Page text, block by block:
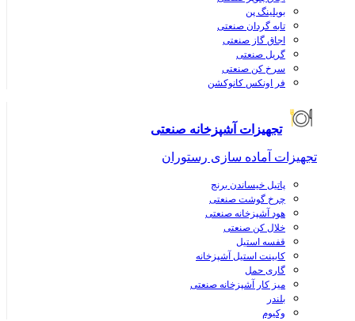
بویلینگ پن
تابه گردان صنعتی
اجاق گاز صنعتی
گریل صنعتی
سرخ کن صنعتی
فر اونکس کانوکشن
تجهیزات آشپزخانه صنعتی
تجهیزات آماده سازی رستوران
پاتیل خیساندن برنج
چرخ گوشت صنعتی
هود آشپزخانه صنعتی
خلال کن صنعتی
قفسه استیل
کابینت استیل آشپزخانه
گاری حمل
میز کار آشپزخانه صنعتی
بلندر
وکیوم